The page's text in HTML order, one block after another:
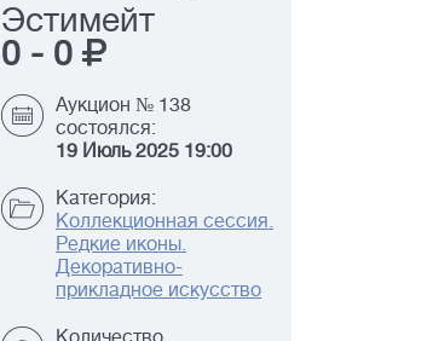
Эстимейт
0 - 0
Аукцион № 138
состоялся:
19 Июль 2025 19:00
Категория:
Коллекционная сессия.
Редкие иконы.
Декоративно-
прикладное искусство